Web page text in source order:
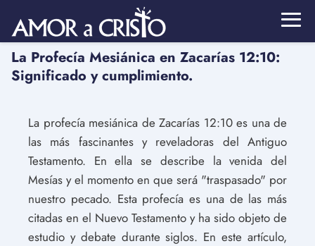
La Profecía Mesiánica en Zacarías 12:10:
Significado y cumplimiento.
La profecía mesiánica de Zacarías 12:10 es una de
las más fascinantes y reveladoras del Antiguo
Testamento. En ella se describe la venida del
Mesías y el momento en que será "traspasado" por
nuestro pecado. Esta profecía es una de las más
citadas en el Nuevo Testamento y ha sido objeto de
estudio y debate durante siglos. En este artículo,